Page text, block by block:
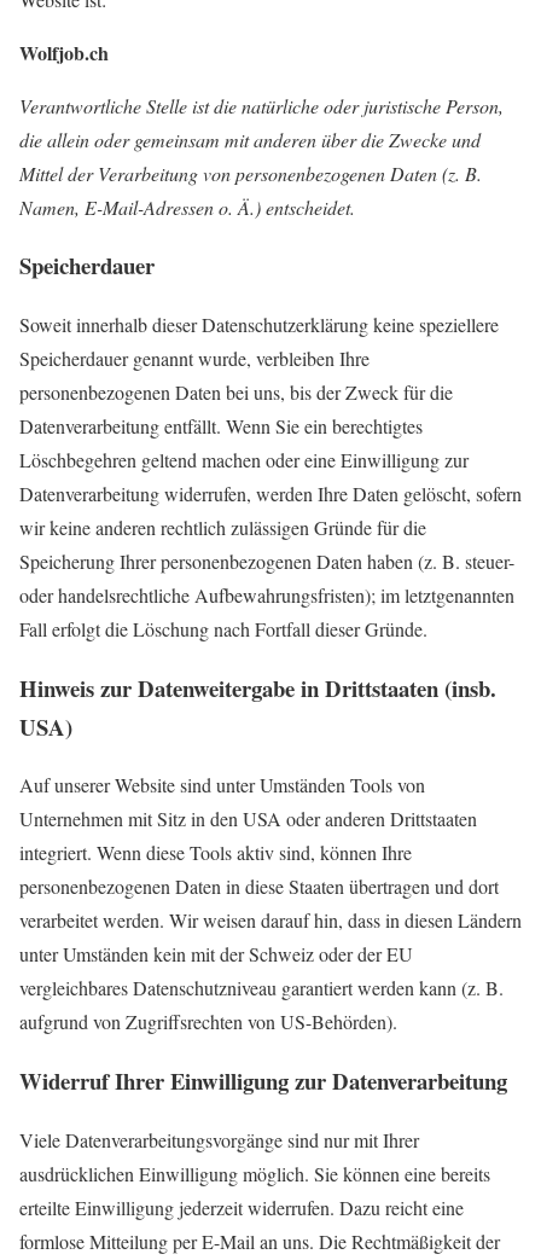
Wolfjob.ch
Verantwortliche Stelle ist die natürliche oder juristische Person,
die allein oder gemeinsam mit anderenüber die Zwecke und
Mittel der Verarbeitung von personenbezogenen Daten (z. B.
Namen, E-Mail-Adressen o. Ä.) entscheidet.
Speicherdauer
Soweit innerhalb dieser Datenschutzerklärung keine speziellere
Speicherdauer genannt wurde, verbleiben Ihre
personenbezogenen Daten bei uns, bis der Zweck für die
Datenverarbeitung entfällt. Wenn Sie ein berechtigtes
Löschbegehren geltend machen oder eine Einwilligung zur
Datenverarbeitung widerrufen, werden Ihre Daten gelöscht, sofern
wir keine anderen rechtlich zulässigen Gründe für die
Speicherung Ihrer personenbezogenen Daten haben (z. B. steuer-
oder handelsrechtliche Aufbewahrungsfristen); im letztgenannten
Fall erfolgt die Löschung nach Fortfall dieser Gründe.
Hinweis zur Datenweitergabe in Drittstaaten (insb.
USA)
Auf unserer Website sind unter Umständen Tools von
Unternehmen mit Sitz in den USA oder anderen Drittstaaten
integriert. Wenn diese Tools aktiv sind, können Ihre
personenbezogenen Daten in diese Staaten übertragen und dort
verarbeitet werden. Wir weisen darauf hin, dass in diesen Ländern
unter Umständen kein mit der Schweiz oder der EU
vergleichbares Datenschutzniveau garantiert werden kann (z. B.
aufgrund von Zugriffsrechten von US-Behörden).
Widerruf Ihrer Einwilligung zur Datenverarbeitung
Viele Datenverarbeitungsvorgänge sind nur mit Ihrer
ausdrücklichen Einwilligung möglich. Sie können eine bereits
erteilte Einwilligung jederzeit widerrufen. Dazu reicht eine
formlose Mitteilung per E-Mail an uns. Die Rechtmäßigkeit der